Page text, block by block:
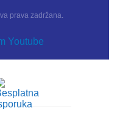
prava zadržana.
Youtube